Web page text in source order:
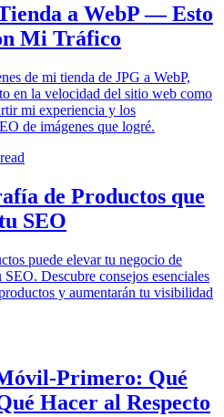
a WebP — Esto
Mi Tráfico
de mi tienda de JPG a WebP,
en la velocidad del sitio web como
mi experiencia y los
de imágenes que logré.
de Productos que
SEO
puede elevar tu negocio de
Descubre consejos esenciales
y aumentarán tu visibilidad
Primero: Qué
Hacer al Respecto